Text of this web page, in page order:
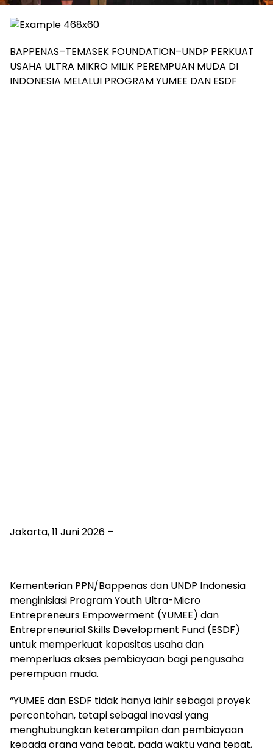
BAPPENAS–TEMASEK FOUNDATION–UNDP PERKUAT
USAHA ULTRA MIKRO MILIK PEREMPUAN MUDA DI
INDONESIA MELALUI PROGRAM YUMEE DAN ESDF
Jakarta, 11 Juni 2026 –
Kementerian PPN/Bappenas dan UNDP Indonesia
menginisiasi Program Youth Ultra-Micro
Entrepreneurs Empowerment (YUMEE) dan
Entrepreneurial Skills Development Fund (ESDF)
untuk memperkuat kapasitas usaha dan
memperluas akses pembiayaan bagi pengusaha
perempuan muda.
“YUMEE dan ESDF tidak hanya lahir sebagai proyek
percontohan, tetapi sebagai inovasi yang
menghubungkan keterampilan dan pembiayaan
kepada orang yang tepat, pada waktu yang tepat,